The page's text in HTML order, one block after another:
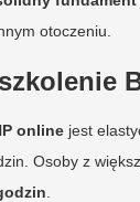
otoczeniu.
online jest
Osoby z